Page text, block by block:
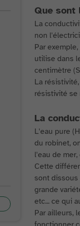
Que
La
non
Par
utilise dans
centimètre
La
résistivité se
La
L'eau pure
du robinet,
l'eau de
Cette
sont
grande
etc... ce qui
Par ailleurs,